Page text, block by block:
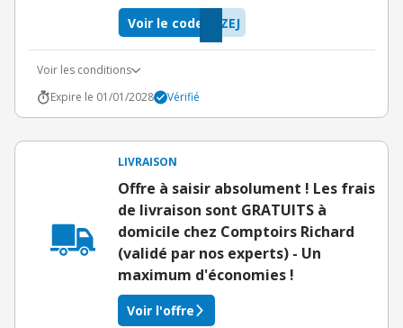
ZEJ
Voir le code
Voir les conditions
Expire le 01/01/2028
Vérifié
LIVRAISON
Offre à saisir absolument ! Les frais
de livraison sont GRATUITS à
domicile chez Comptoirs Richard
(validé par nos experts) - Un
maximum d'économies !
Voir l'offre